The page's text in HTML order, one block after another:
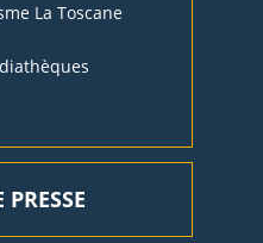
La Toscane
PRESSE